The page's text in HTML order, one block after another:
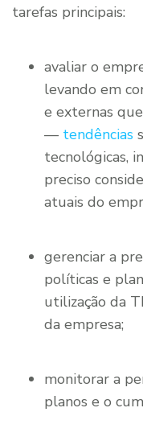
tarefas principais:
avaliar o
levando em
e externas
— tendências
tecnológicas,
preciso
atuais do
gerenciar a
políticas e
utilização da
da empresa;
monitorar a
planos e o